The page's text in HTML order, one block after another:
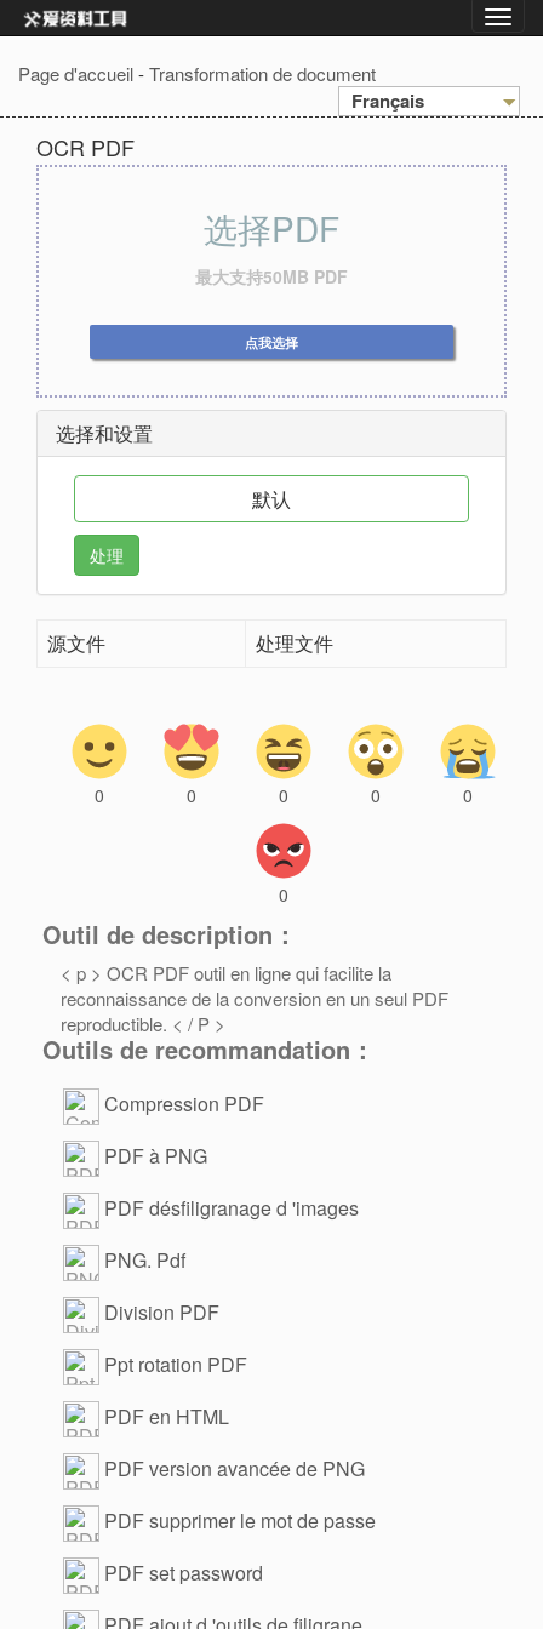
Page d'accueil-Transformation de document
Français
OCR PDF
选择PDF
最大支持50MB PDF
点我选择
选择和设置
默认
处理
源文件 处理文件
0 0 0 0 0
0
Outil de description：
< p > OCR PDF outil en ligne qui facilite la
reconnaissance de la conversion en un seul PDF
reproductible. < / P >
Outils de recommandation：
Compression PDF
PDF à PNG
PDF désfiligranage d 'images
PNG. Pdf
Division PDF
Ppt rotation PDF
PDF en HTML
PDF version avancée de PNG
PDF supprimer le mot de passe
PDF set password